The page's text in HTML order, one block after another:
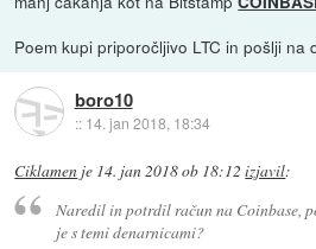
Poem kupi priporočljivo LTC in pošlji na
boro10
:: 14. jan 2018, 18:34
Ciklamen je 14. jan 2018 ob 18:12 izjavil:
Naredil in potrdil račun na Coinbase,
je s temi denarnicami?